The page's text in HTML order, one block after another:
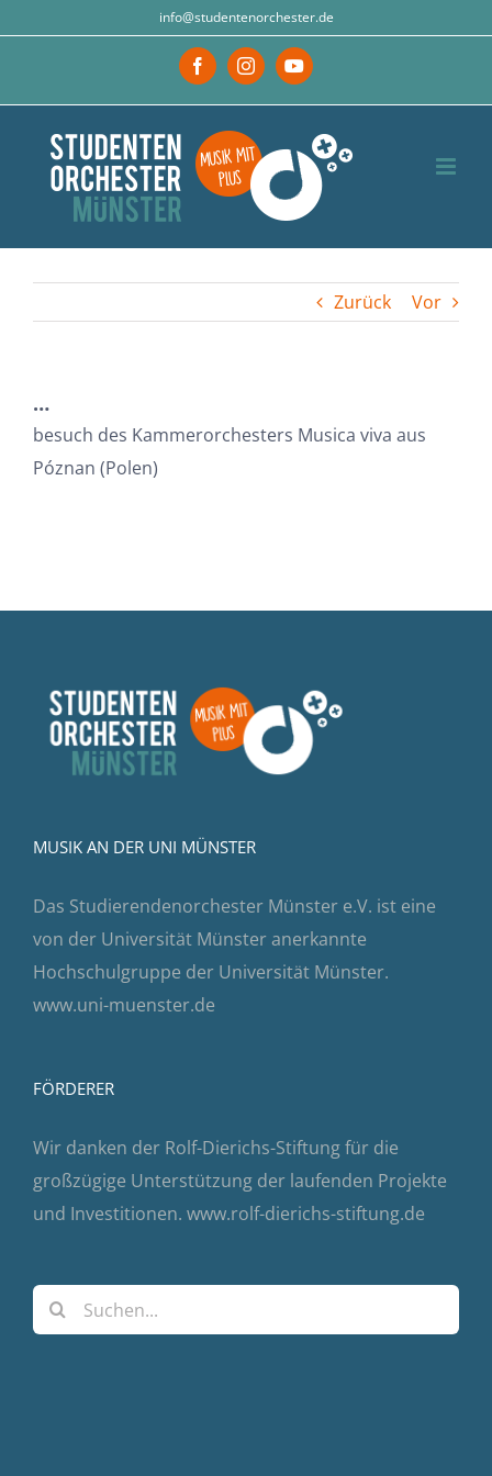
info@studentenorchester.de
FacebookInstagramYouTube
Zurück Vor
…
besuch des Kammerorchesters Musica viva aus
Póznan (Polen)
MUSIK AN DER UNI MÜNSTER
Das Studierendenorchester Münster e.V. ist eine
von der Universität Münster anerkannte
Hochschulgruppe der Universität Münster.
www.uni-muenster.de
FÖRDERER
Wir danken der Rolf-Dierichs-Stiftung für die
großzügige Unterstützung der laufenden Projekte
und Investitionen. www.rolf-dierichs-stiftung.de
Suche
nach: